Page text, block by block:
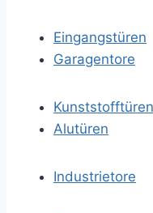
Eingangstüren
Garagentore
Kunststofftüren
Alutüren
Industrietore